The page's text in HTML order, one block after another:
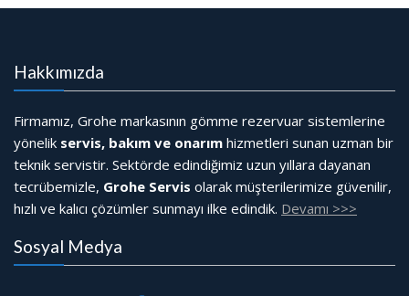
Hakkımızda
Firmamız, Grohe markasının gömme rezervuar sistemlerine
yönelik servis, bakım ve onarım hizmetleri sunan uzman bir
teknik servistir. Sektörde edindiğimiz uzun yıllara dayanan
tecrübemizle, Grohe Servis olarak müşterilerimize güvenilir,
hızlı ve kalıcı çözümler sunmayı ilke edindik. Devamı >>>
Sosyal Medya